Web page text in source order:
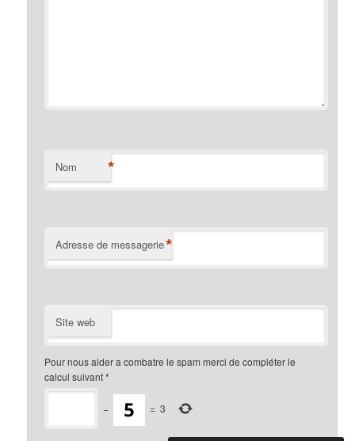
Nom *
Adresse de messagerie*
Site web
Pour nous aider a combatre le spam merci de compléter le
calcul suivant*
− = 3